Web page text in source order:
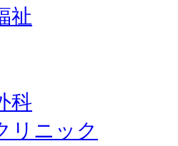
祉
科
リニック